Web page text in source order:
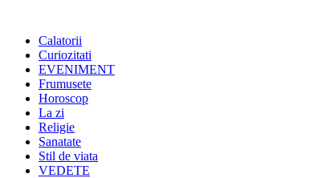
Calatorii
Curiozitati
EVENIMENT
Frumusete
Horoscop
La zi
Religie
Sanatate
Stil de viata
VEDETE